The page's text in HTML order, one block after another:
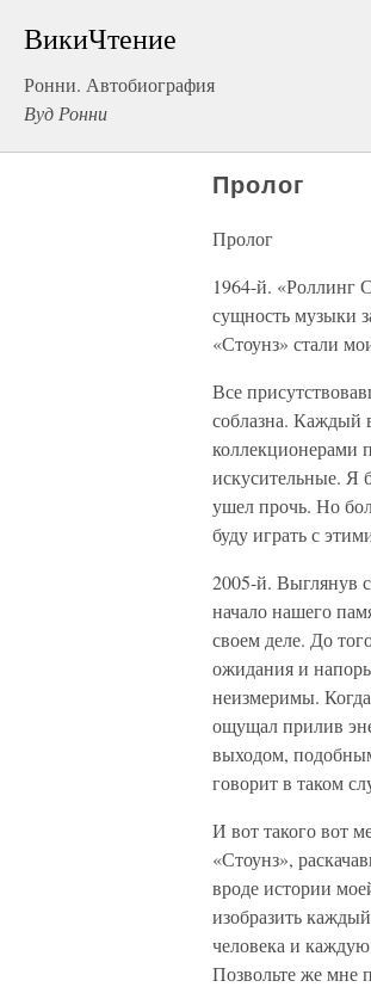
ВикиЧтение
Ронни. Автобиография
Вуд Ронни
Пролог
Пролог
1964-й. «Роллинг
сущность музыки
«Стоунз» стали
Все
соблазна. Каждый
коллекционерами
искусительные. Я
ушел прочь. Но
буду играть с
2005-й. Выглянув
начало нашего
своем деле. До
ожидания и
неизмеримы.
ощущал прилив
выходом,
говорит в таком
И вот такого вот
«Стоунз»,
вроде истории
изобразить
человека и
Позвольте же мне